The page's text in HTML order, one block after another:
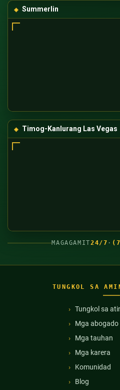
Summerlin
Timog-Kanlurang Las Vegas
MAGAGAMIT24/7 ·
TUNGKOL SA
Tungkol sa
Mga abogado
Mga tauhan
Mga karera
Komunidad
Blog